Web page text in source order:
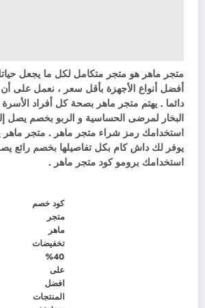
متجر ماهر هو متجر متكامل لكل ما يجعل
أفضل أنواع الأجهزة بأقل سعر ، نعمل على
دائما . يهتم متجر ماهر بصحة كل أفراد
استخدامك رمز شراء متجر ماهر . متجر ماهر
استخدامك برومو كود متجر ماهر .
كود خصم
متجر
ماهر
تخفيضات
40%
على
افضل
المنتجات